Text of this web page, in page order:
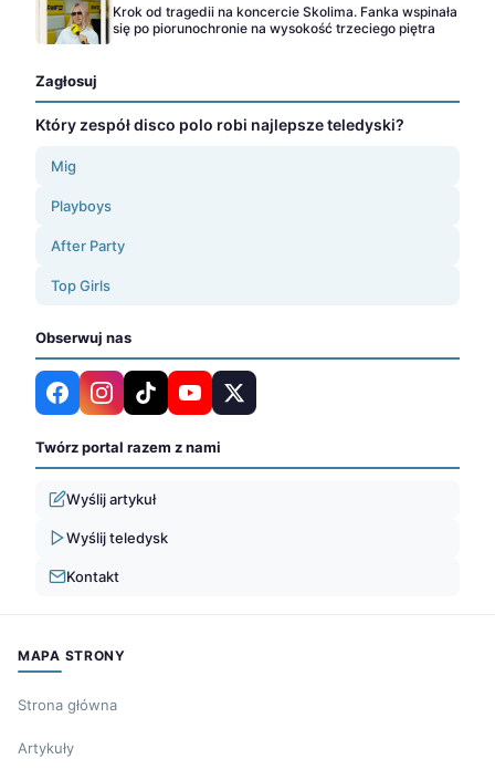
Krok od tragedii na koncercie Skolima. Fanka wspinała
się po piorunochronie na wysokość trzeciego piętra
Zagłosuj
Który zespół disco polo robi najlepsze teledyski?
Mig
Playboys
After Party
Top Girls
Obserwuj nas
Twórz portal razem z nami
Wyślij artykuł
Wyślij teledysk
Kontakt
MAPA STRONY
Strona główna
Artykuły